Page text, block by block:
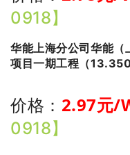
0918】
华能上海分公司华能（
项目一期工程（
价格： 2.97元/
0918】